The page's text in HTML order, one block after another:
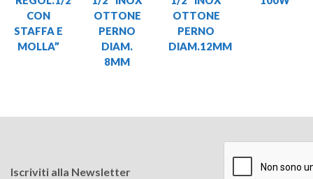
CON
STAFFA E
MOLLA”
OTTONE
PERNO
DIAM.
8MM
OTTONE
PERNO
DIAM.12MM
Iscriviti alla Newsletter